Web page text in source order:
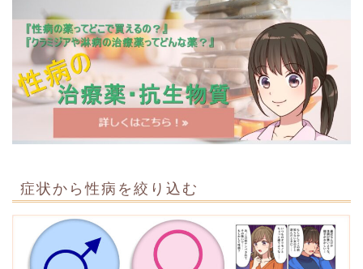
症状から性病を絞り込む